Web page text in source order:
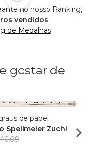
no nosso Ranking,
vendidos!
de Medalhas
gostar de
de papel
Spellmeier Zuchi
R$